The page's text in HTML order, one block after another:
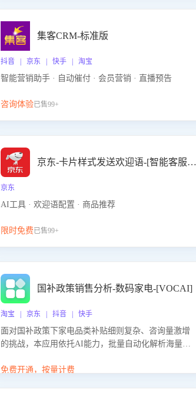
集客CRM-标准版
抖音 | 京东 | 快手 | 淘宝
智能营销助手 · 自动催付 · 会员营销 · 直播预告
咨询体验已售99+
京东-卡片样式发送欢迎语-[智能客服机器人]
京东
AI工具 · 欢迎语配置 · 商品推荐
限时免费已售99+
国补政策销售分析-数码家电-[VOCAI]
淘宝 | 京东 | 抖音 | 快手
面对国补政策下家电品类补贴细则复杂、咨询量激增
的挑战，本应用依托AI能力，批量自动化解析海量客
政策的关注焦点与购买意向，深度洞察决策动因。同
免费开通，按量计费